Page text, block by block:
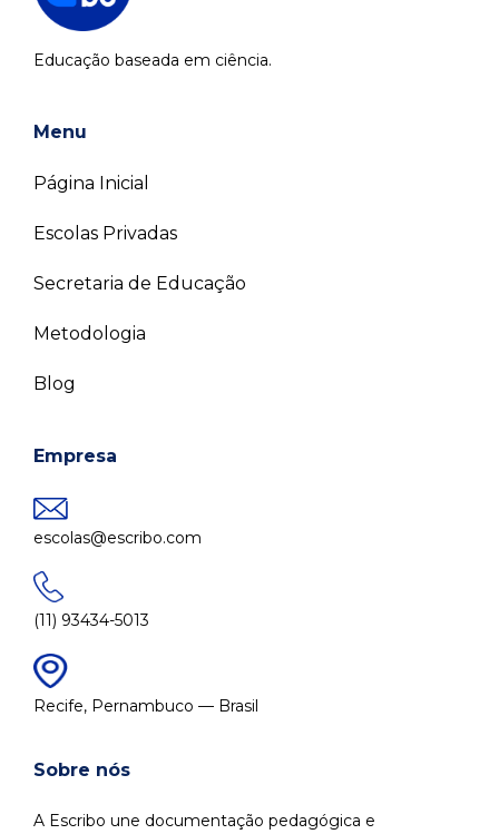
Educação baseada em ciência.
Menu
Página Inicial
Escolas Privadas
Secretaria de Educação
Metodologia
Blog
Empresa
escolas@escribo.com
(11) 93434-5013
Recife, Pernambuco — Brasil
Sobre nós
A Escribo une documentação pedagógica e